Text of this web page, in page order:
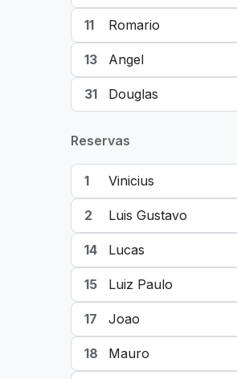
11 Romario
13 Angel
31 Douglas
Reservas
1 Vinicius
2 Luis Gustavo
14 Lucas
15 Luiz Paulo
17 Joao
18 Mauro